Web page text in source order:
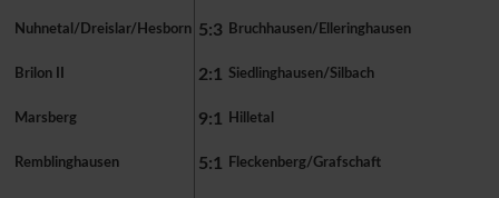
Nuhnetal/Dreislar/Hesborn 5:3 Bruchhausen/Elleringhausen
Brilon II 2:1 Siedlinghausen/Silbach
Marsberg 9:1 Hilletal
Remblinghausen 5:1 Fleckenberg/Grafschaft